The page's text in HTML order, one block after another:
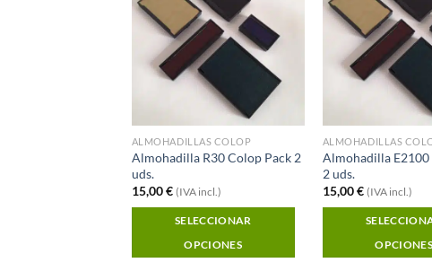
Favoritos
ALMOHADILLAS COLOP
Almohadilla R30 Colop Pack 2
uds.
15,00€ (IVA incl.)
SELECCIONAR
OPCIONES
ALMOHADILLAS
Almohadilla E2100
2 uds.
15,00€ (IVA incl.)
OPCIONES